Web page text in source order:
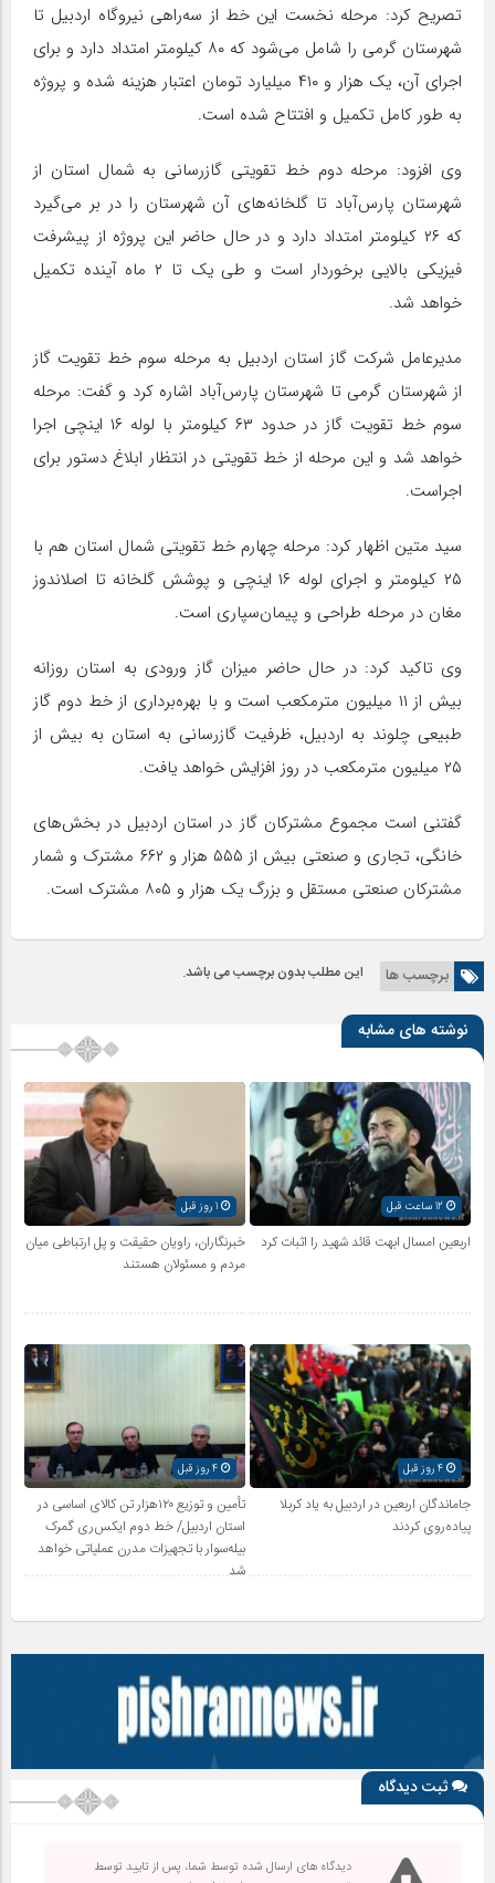
تصریح کرد: مرحله نخست این خط از سه‌راهی نیروگاه اردبیل تا
شهرستان گرمی را شامل می‌شود که ۸۰ کیلومتر امتداد دارد و برای
اجرای آن، یک هزار و ۴۱۰ میلیارد تومان اعتبار هزینه شده و پروژه
به طور کامل تکمیل و افتتاح شده است.
وی افزود: مرحله دوم خط تقویتی گازرسانی به شمال استان از
شهرستان پارس‌آباد تا گلخانه‌های آن شهرستان را در بر می‌گیرد
که ۲۶ کیلومتر امتداد دارد و در حال حاضر این پروژه از پیشرفت
فیزیکی بالایی برخوردار است و طی یک تا ۲ ماه آینده تکمیل
خواهد شد.
مدیرعامل شرکت گاز استان اردبیل به مرحله سوم خط تقویت گاز
از شهرستان گرمی تا شهرستان پارس‌آباد اشاره کرد و گفت: مرحله
سوم خط تقویت گاز در حدود ۶۳ کیلومتر با لوله ۱۶ اینچی اجرا
خواهد شد و این مرحله از خط تقویتی در انتظار ابلاغ دستور برای
اجراست.
سید متین اظهار کرد: مرحله چهارم خط تقویتی شمال استان هم با
۲۵ کیلومتر و اجرای لوله ۱۶ اینچی و پوشش گلخانه تا اصلاندوز
مغان در مرحله طراحی و پیمان‌سپاری است.
وی تاکید کرد: در حال حاضر میزان گاز ورودی به استان روزانه
بیش از ۱۱ میلیون مترمکعب است و با بهره‌برداری از خط دوم گاز
طبیعی چلوند به اردبیل، ظرفیت گازرسانی به استان به بیش از
۲۵ میلیون مترمکعب در روز افزایش خواهد یافت.
گفتنی است مجموع مشترکان گاز در استان اردبیل در بخش‌های
خانگی، تجاری و صنعتی بیش از ۵۵۵ هزار و ۶۶۲ مشترک و شمار
مشترکان صنعتی مستقل و بزرگ یک هزار و ۸۰۵ مشترک است.
برچسب ها این مطلب بدون برچسب می باشد.
نوشته های مشابه
12 ساعت قبل
اربعین امسال ابهت قائد شهید را اثبات کرد
خبرنگاران، راویان حقیقت و پل ارتباطی میان
مردم و مسئولان هستند
4 روز قبل
جاماندگان اربعین در اردبیل به یاد کربلا
پیاده‌روی کردند
تأمین و توزیع ۱۲۰هزار تن کالای اساسی در
استان اردبیل/ خط دوم ایکس‌ری گمرک
بیله‌سوار با تجهیزات مدرن عملیاتی خواهد
شد
ثبت دیدگاه
دیدگاه های ارسال شده توسط شما، پس از تایید توسط